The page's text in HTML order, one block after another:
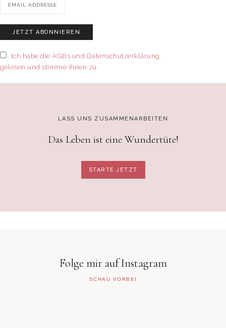
Ich habe die AGBs und Datenschutzerklärung
gelesen und stimme ihnen zu.
LASS UNS ZUSAMMENARBEITEN
Das Leben ist eine Wundertüte!
STARTE JETZT
Folge mir auf Instagram
SCHAU VORBEI